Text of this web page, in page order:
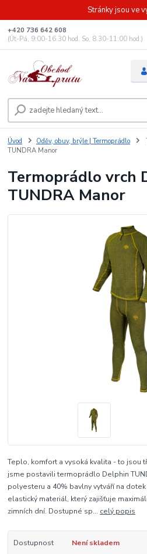
Stránky jsou ve
+420 736 642 608
(Út-Pá, 9:00-16.30 hod. So, 8.30-11:00 hod.)
Úvod Oděv, obuv, brýle | Termoprádlo
TUNDRA Manor
Termoprádlo vrch
TUNDRA Manor
Teplo, komfort a vysoká kvalita - to jsou
jsme postavili termoprádlo Delphin
polyesteru a 40% bavlny vytváří na
elastický materiál, který zajišťuje
zimních dní. Dostupné sp... celý popis
Dostupnost Není skladem